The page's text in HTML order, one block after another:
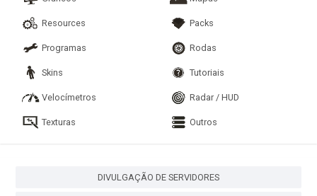
Resources Packs
Programas Rodas
Skins Tutoriais
Velocímetros Radar / HUD
Texturas Outros
DIVULGAÇÃO DE SERVIDORES